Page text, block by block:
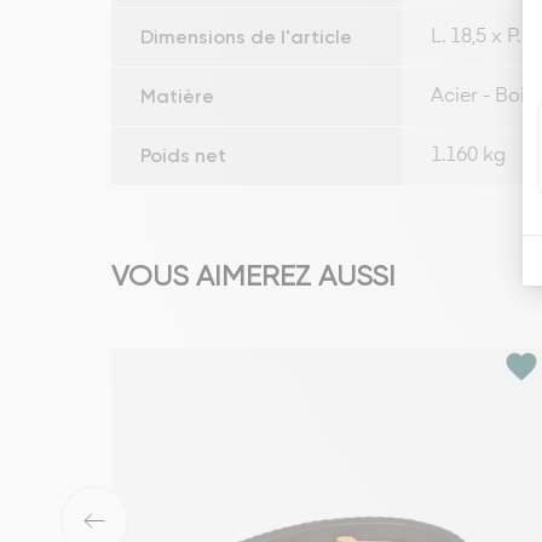
Dimensions de l'article L. 18,5 x P.
Matière Acier - Bois
Poids net 1.160 kg
VOUS AIMEREZ AUSSI
favorite
‹